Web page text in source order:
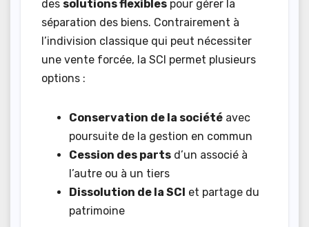
des solutions flexibles pour gérer la
séparation des biens. Contrairement à
l’indivision classique qui peut nécessiter
une vente forcée, la SCI permet plusieurs
options :
Conservation de la société avec
poursuite de la gestion en commun
Cession des parts d’un associé à
l’autre ou à un tiers
Dissolution de la SCI et partage du
patrimoine